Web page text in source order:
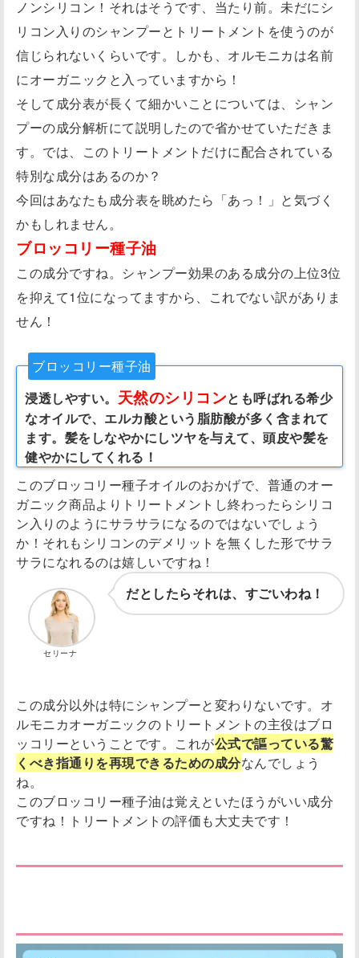
ノンシリコン！それはそうです、当たり前。未だにシ
リコン入りのシャンプーとトリートメントを使うのが
信じられないくらいです。しかも、オルモニカは名前
にオーガニックと入っていますから！
そして成分表が長くて細かいことについては、シャン
プーの成分解析にて説明したので省かせていただきま
す。では、このトリートメントだけに配合されている
特別な成分はあるのか？
今回はあなたも成分表を眺めたら「あっ！」と気づく
かもしれません。
ブロッコリー種子油
この成分ですね。シャンプー効果のある成分の上位3位
を抑えて1位になってますから、これでない訳がありま
せん！
ブロッコリー種子油
浸透しやすい。 天然のシリコンとも呼ばれる希少
なオイルで、エルカ酸という脂肪酸が多く含まれて
ます。髪をしなやかにしツヤを与えて、頭皮や髪を
健やかにしてくれる！
このブロッコリー種子オイルのおかげで、普通のオー
ガニック商品よりトリートメントし終わったらシリコ
ン入りのようにサラサラになるのではないでしょう
か！それもシリコンのデメリットを無くした形でサラ
サラになれるのは嬉しいですね！
だとしたらそれは、すごいわね！
セリーナ
この成分以外は特にシャンプーと変わりないです。オ
ルモニカオーガニックのトリートメントの主役はブロ
ッコリーということです。これが公式で謳っている驚
くべき指通りを再現できるための成分なんでしょう
ね。
このブロッコリー種子油は覚えといたほうがいい成分
ですね！トリートメントの評価も大丈夫です！